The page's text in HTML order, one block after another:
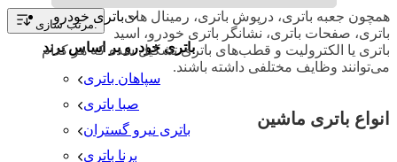
باتری خودرو
باتری خودرو بر اساس برند
سپاهان باتری
صبا باتری
باتری نیرو گستران
برنا باتری
مرتب سازی:
همچون جعبه باتری، درپوش باتری، رمینال های
باتری، صفحات باتری، نشانگر باتری خودرو، اسید
باتری یا الکترولیت و قطب‌های باتری تشکیل شده که هر کدام
می‌توانند وظایف مختلفی داشته باشند.
انواع باتری ماشین